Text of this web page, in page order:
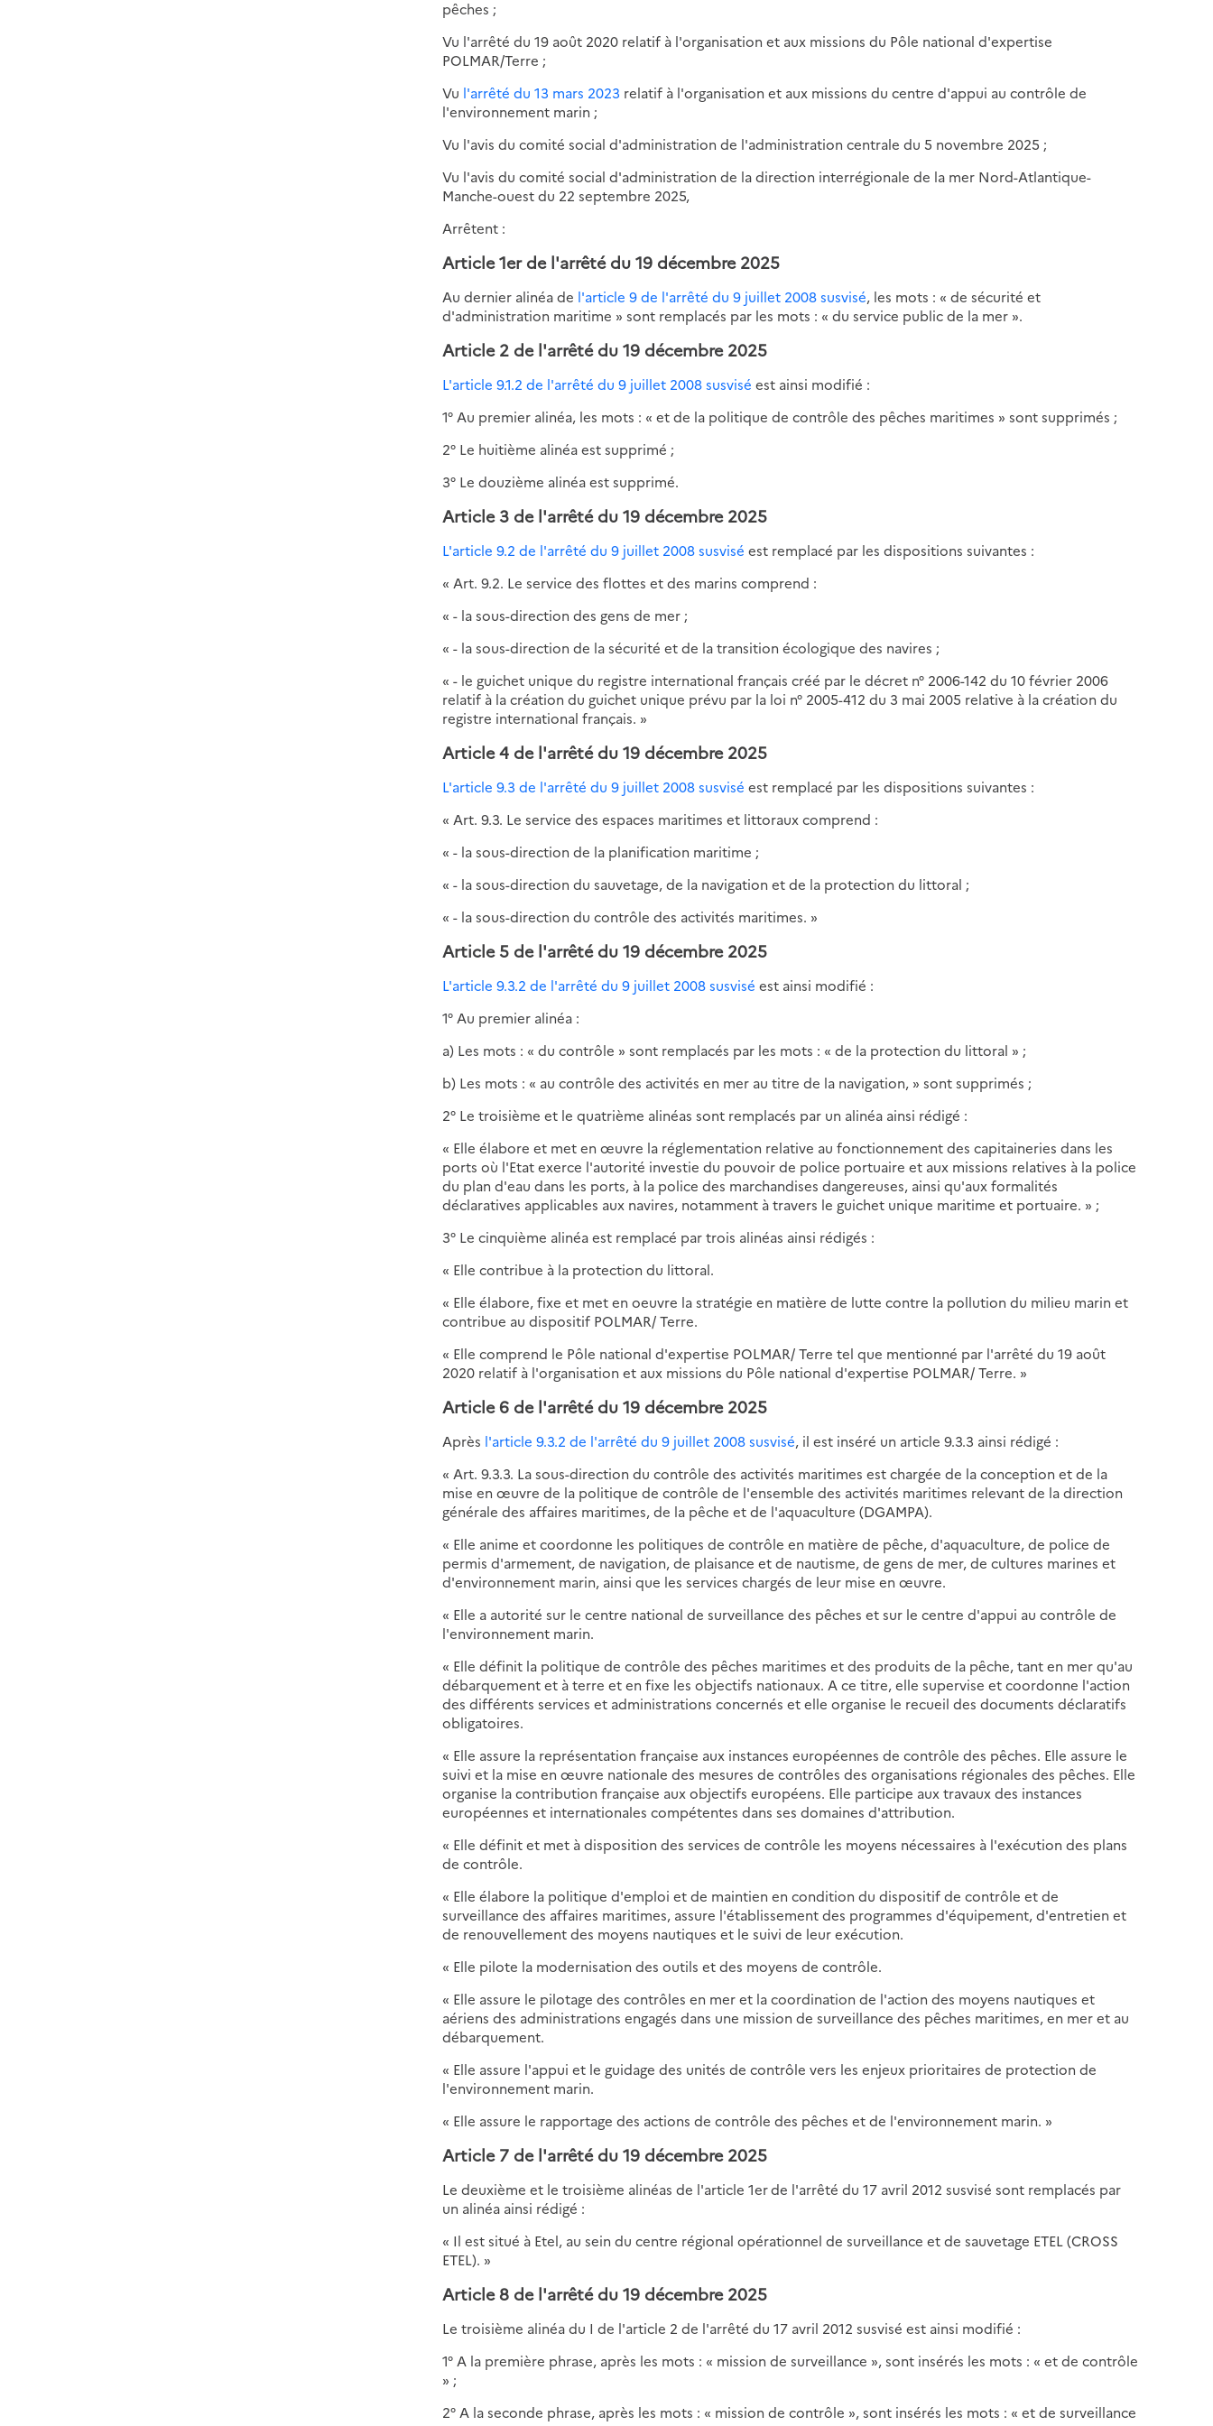
pêches ;
Vu l'arrêté du 19 août 2020 relatif à l'organisation et aux missions du Pôle national d'expertise
POLMAR/Terre ;
Vu l'arrêté du 13 mars 2023 relatif à l'organisation et aux missions du centre d'appui au contrôle de
l'environnement marin ;
Vu l'avis du comité social d'administration de l'administration centrale du 5 novembre 2025 ;
Vu l'avis du comité social d'administration de la direction interrégionale de la mer Nord-Atlantique-
Manche-ouest du 22 septembre 2025,
Arrêtent :
Article 1er de l'arrêté du 19 décembre 2025
Au dernier alinéa de l'article 9 de l'arrêté du 9 juillet 2008 susvisé, les mots : « de sécurité et
d'administration maritime » sont remplacés par les mots : « du service public de la mer ».
Article 2 de l'arrêté du 19 décembre 2025
L'article 9.1.2 de l'arrêté du 9 juillet 2008 susvisé est ainsi modifié :
1° Au premier alinéa, les mots : « et de la politique de contrôle des pêches maritimes » sont supprimés ;
2° Le huitième alinéa est supprimé ;
3° Le douzième alinéa est supprimé.
Article 3 de l'arrêté du 19 décembre 2025
L'article 9.2 de l'arrêté du 9 juillet 2008 susvisé est remplacé par les dispositions suivantes :
« Art. 9.2. Le service des flottes et des marins comprend :
« - la sous-direction des gens de mer ;
« - la sous-direction de la sécurité et de la transition écologique des navires ;
« - le guichet unique du registre international français créé par le décret n° 2006-142 du 10 février 2006
relatif à la création du guichet unique prévu par la loi n° 2005-412 du 3 mai 2005 relative à la création du
registre international français. »
Article 4 de l'arrêté du 19 décembre 2025
L'article 9.3 de l'arrêté du 9 juillet 2008 susvisé est remplacé par les dispositions suivantes :
« Art. 9.3. Le service des espaces maritimes et littoraux comprend :
« - la sous-direction de la planification maritime ;
« - la sous-direction du sauvetage, de la navigation et de la protection du littoral ;
« - la sous-direction du contrôle des activités maritimes. »
Article 5 de l'arrêté du 19 décembre 2025
L'article 9.3.2 de l'arrêté du 9 juillet 2008 susvisé est ainsi modifié :
1° Au premier alinéa :
a) Les mots : « du contrôle » sont remplacés par les mots : « de la protection du littoral » ;
b) Les mots : « au contrôle des activités en mer au titre de la navigation, » sont supprimés ;
2° Le troisième et le quatrième alinéas sont remplacés par un alinéa ainsi rédigé :
« Elle élabore et met en œuvre la réglementation relative au fonctionnement des capitaineries dans les
ports où l'Etat exerce l'autorité investie du pouvoir de police portuaire et aux missions relatives à la police
du plan d'eau dans les ports, à la police des marchandises dangereuses, ainsi qu'aux formalités
déclaratives applicables aux navires, notamment à travers le guichet unique maritime et portuaire. » ;
3° Le cinquième alinéa est remplacé par trois alinéas ainsi rédigés :
« Elle contribue à la protection du littoral.
« Elle élabore, fixe et met en oeuvre la stratégie en matière de lutte contre la pollution du milieu marin et
contribue au dispositif POLMAR/ Terre.
« Elle comprend le Pôle national d'expertise POLMAR/ Terre tel que mentionné par l'arrêté du 19 août
2020 relatif à l'organisation et aux missions du Pôle national d'expertise POLMAR/ Terre. »
Article 6 de l'arrêté du 19 décembre 2025
Après l'article 9.3.2 de l'arrêté du 9 juillet 2008 susvisé, il est inséré un article 9.3.3 ainsi rédigé :
« Art. 9.3.3. La sous-direction du contrôle des activités maritimes est chargée de la conception et de la
mise en œuvre de la politique de contrôle de l'ensemble des activités maritimes relevant de la direction
générale des affaires maritimes, de la pêche et de l'aquaculture (DGAMPA).
« Elle anime et coordonne les politiques de contrôle en matière de pêche, d'aquaculture, de police de
permis d'armement, de navigation, de plaisance et de nautisme, de gens de mer, de cultures marines et
d'environnement marin, ainsi que les services chargés de leur mise en œuvre.
« Elle a autorité sur le centre national de surveillance des pêches et sur le centre d'appui au contrôle de
l'environnement marin.
« Elle définit la politique de contrôle des pêches maritimes et des produits de la pêche, tant en mer qu'au
débarquement et à terre et en fixe les objectifs nationaux. A ce titre, elle supervise et coordonne l'action
des différents services et administrations concernés et elle organise le recueil des documents déclaratifs
obligatoires.
« Elle assure la représentation française aux instances européennes de contrôle des pêches. Elle assure le
suivi et la mise en œuvre nationale des mesures de contrôles des organisations régionales des pêches. Elle
organise la contribution française aux objectifs européens. Elle participe aux travaux des instances
européennes et internationales compétentes dans ses domaines d'attribution.
« Elle définit et met à disposition des services de contrôle les moyens nécessaires à l'exécution des plans
de contrôle.
« Elle élabore la politique d'emploi et de maintien en condition du dispositif de contrôle et de
surveillance des affaires maritimes, assure l'établissement des programmes d'équipement, d'entretien et
de renouvellement des moyens nautiques et le suivi de leur exécution.
« Elle pilote la modernisation des outils et des moyens de contrôle.
« Elle assure le pilotage des contrôles en mer et la coordination de l'action des moyens nautiques et
aériens des administrations engagés dans une mission de surveillance des pêches maritimes, en mer et au
débarquement.
« Elle assure l'appui et le guidage des unités de contrôle vers les enjeux prioritaires de protection de
l'environnement marin.
« Elle assure le rapportage des actions de contrôle des pêches et de l'environnement marin. »
Article 7 de l'arrêté du 19 décembre 2025
Le deuxième et le troisième alinéas de l'article 1erde l'arrêté du 17 avril 2012 susvisé sont remplacés par
un alinéa ainsi rédigé :
« Il est situé à Etel, au sein du centre régional opérationnel de surveillance et de sauvetage ETEL (CROSS
ETEL). »
Article 8 de l'arrêté du 19 décembre 2025
Le troisième alinéa du I de l'article 2 de l'arrêté du 17 avril 2012 susvisé est ainsi modifié :
1° A la première phrase, après les mots : « mission de surveillance », sont insérés les mots : « et de contrôle
» ;
2° A la seconde phrase, après les mots : « mission de contrôle », sont insérés les mots : « et de surveillance